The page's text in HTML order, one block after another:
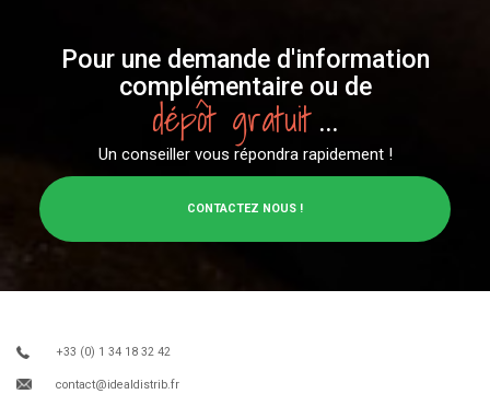
Pour une demande d'information
complémentaire ou de
dépôt gratuit ...
Un conseiller vous répondra rapidement !
CONTACTEZ NOUS !
+33 (0) 1 34 18 32 42
contact@idealdistrib.fr